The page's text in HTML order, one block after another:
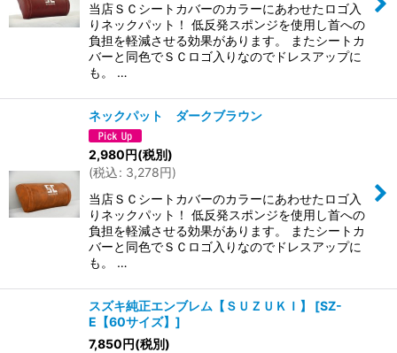
当店ＳＣシートカバーのカラーにあわせたロゴ入
りネックパット！ 低反発スポンジを使用し首への
負担を軽減させる効果があります。 またシートカ
バーと同色でＳＣロゴ入りなのでドレスアップに
も。 …
ネックパット ダークブラウン
2,980円(税別)
(税込: 3,278円)
当店ＳＣシートカバーのカラーにあわせたロゴ入
りネックパット！ 低反発スポンジを使用し首への
負担を軽減させる効果があります。 またシートカ
バーと同色でＳＣロゴ入りなのでドレスアップに
も。 …
スズキ純正エンブレム【ＳＵＺＵＫＩ】 [SZ-
E【60サイズ】 ]
7,850円(税別)